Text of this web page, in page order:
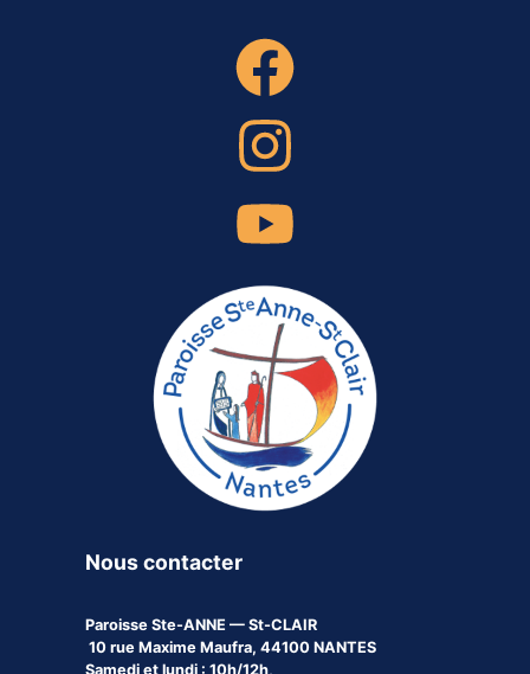
Nous contacter
Paroisse Ste-ANNE — St-CLAIR
10 rue Maxime Maufra, 44100 NANTES
Samedi et lundi : 10h/12h,